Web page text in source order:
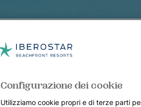
Configurazione dei cookie
Utilizziamo cookie propri e di terze parti